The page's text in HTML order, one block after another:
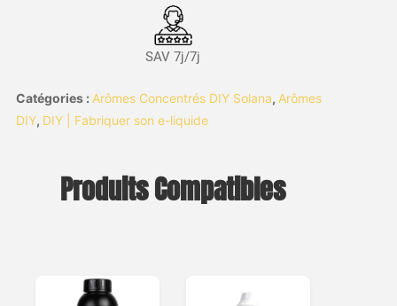
SAV 7j/7j
Catégories : Arômes Concentrés DIY Solana, Arômes
DIY, DIY | Fabriquer son e-liquide
Produits Compatibles